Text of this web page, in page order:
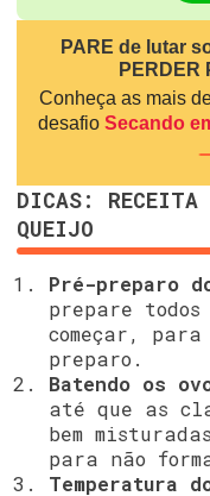
PARE de lutar
PERDER
Conheça as mais
desafio Secando
DICAS: RECEITA
QUEIJO
Pré-preparo
prepare
começar, para
preparo.
Batendo os
até que as
bem
para não
Temperatura